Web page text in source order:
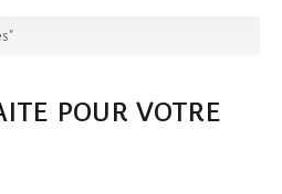
POUR VOTRE